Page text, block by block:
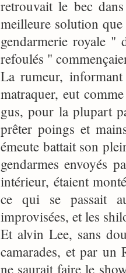
retrouvait le bec
meilleure solution
gendarmerie royale
refoulés "
La rumeur,
matraquer, eut
gus, pour la plupart
prêter poings et
émeute battait son
gendarmes envoyés
intérieur, étaient
ce qui se passait
improvisées, et les
Et alvin Lee, sans
camarades, et par un
ne saurait faire le